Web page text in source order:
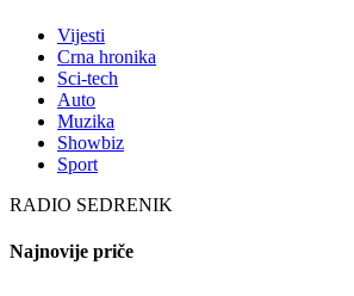
Vijesti
Crna hronika
Sci-tech
Auto
Muzika
Showbiz
Sport
RADIO SEDRENIK
Najnovije priče